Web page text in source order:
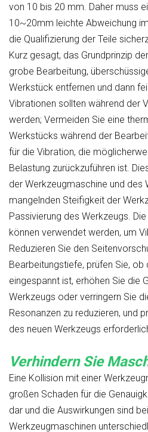
von 10 bis 20 mm. Daher muss
10~20mm leichte Abweichung
die Qualifizierung der Teile
Kurz gesagt, das Grundprinzip
grobe Bearbeitung,
Werkstück entfernen und dann
Vibrationen sollten während der
werden; Vermeiden Sie eine
Werkstücks während der
für die Vibration, die
Belastung zurückzuführen ist.
der Werkzeugmaschine und des
mangelnden Steifigkeit der
Passivierung des Werkzeugs.
können verwendet werden, um
Reduzieren Sie den
Bearbeitungstiefe, prüfen Sie,
eingespannt ist, erhöhen Sie die
Werkzeugs oder verringern Sie
Resonanzen zu reduzieren, und
des neuen Werkzeugs
Verhindern Sie
Eine Kollision mit einer
großen Schaden für die
dar und die Auswirkungen sind
Werkzeugmaschinen